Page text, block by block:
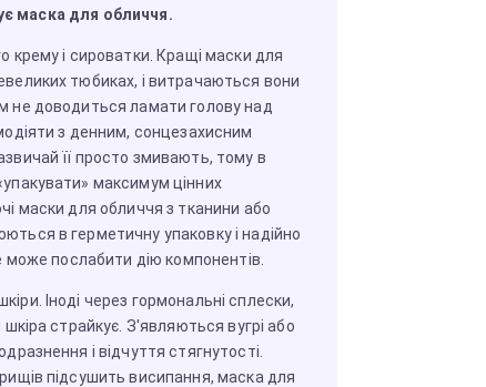
маска для обличчя.
крему і сироватки. Кращі маски для
тюбиках, і витрачаються вони
не доводиться ламати голову над
з денним, сонцезахисним
її просто змивають, тому в
максимум цінних
маски для обличчя з тканини або
в герметичну упаковку і надійно
може послабити дію компонентів.
Іноді через гормональні сплески,
шкіра страйкує. З'являються вугрі або
і відчуття стягнутості.
підсушить висипання, маска для